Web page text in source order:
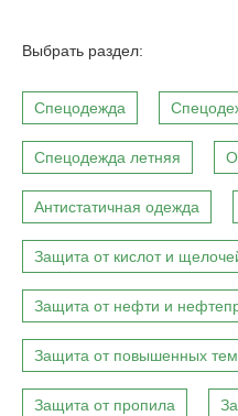
Выбрать раздел:
Спецодежда
Спецодежда летняя
Антистатичная одежда
Защита от кислот и
Защита от нефти и
Защита от повышенных
Защита от пропила